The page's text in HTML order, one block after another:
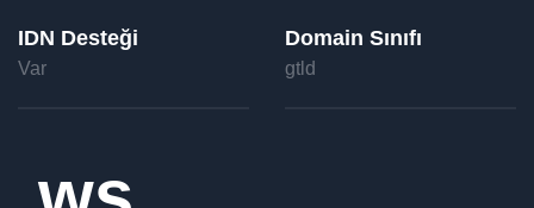
IDN Desteği
Var
Domain Sınıfı
gtld